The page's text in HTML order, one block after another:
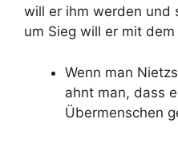
will er ihm werden und
um Sieg will er mit
Wenn man
ahnt man, dass
Übermenschen